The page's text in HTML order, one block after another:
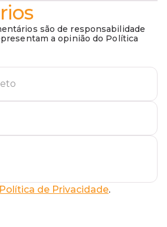
são de responsabilidade
a opinião do Política
Política de Privacidade.